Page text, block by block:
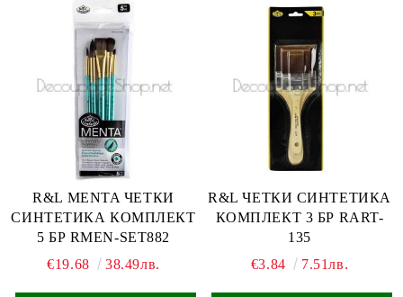
R&L MENTA ЧЕТКИ
СИНТЕТИКА КОМПЛЕКТ
5 БР RMEN-SET882
€19.68
38.49лв.
R&L ЧЕТКИ СИНТЕТИКА
КОМПЛЕКТ 3 БР RART-
135
€3.84
7.51лв.